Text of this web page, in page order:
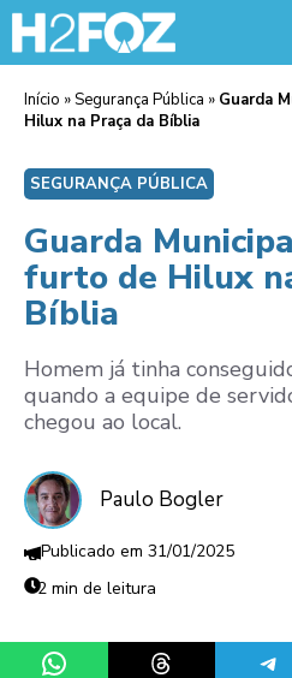
Início »Segurança Pública » Guarda
Hilux na Praça da Bíblia
SEGURANÇA PÚBLICA
Guarda
furto de Hilux
Bíblia
Homem já tinha
quando a equipe de
chegou ao local.
Paulo Bogler
31/01/2025
2 min de leitura
Share on WhatsAppShare on Threads